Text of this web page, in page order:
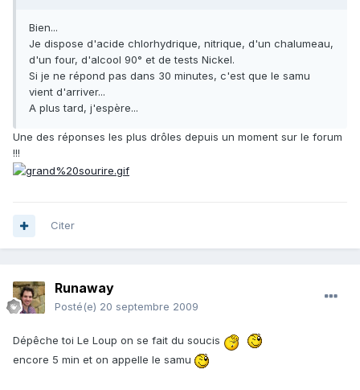
Bien...
Je dispose d'acide chlorhydrique, nitrique, d'un chalumeau,
d'un four, d'alcool 90° et de tests Nickel.
Si je ne répond pas dans 30 minutes, c'est que le samu
vient d'arriver...
A plus tard, j'espère...
Une des réponses les plus drôles depuis un moment sur le forum
!!!
Citer
Runaway
Posté(e) 20 septembre 2009
Dépêche toi Le Loup on se fait du soucis
encore 5 min et on appelle le samu